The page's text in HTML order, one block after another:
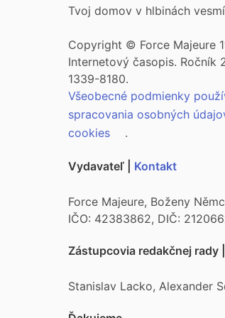
Tvoj domov v hlbinách
Copyright © Force Majeure
Internetový časopis. Ročník
1339-8180.
Všeobecné podmienky
spracovania osobných
cookies
.
Vydavateľ | Kontakt
Force Majeure, Boženy
IČO: 42383862, DIČ:
Zástupcovia redakčnej rady |
Stanislav Lacko, Alexander